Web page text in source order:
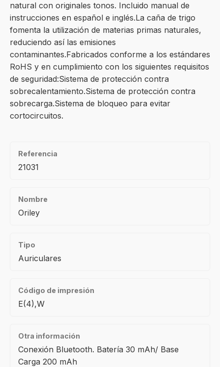
natural con originales tonos. Incluido manual de
instrucciones en español e inglés.La caña de trigo
fomenta la utilización de materias primas naturales,
reduciendo así las emisiones
contaminantes.Fabricados conforme a los estándares
RoHS y en cumplimiento con los siguientes requisitos
de seguridad:Sistema de protección contra
sobrecalentamiento.Sistema de protección contra
sobrecarga.Sistema de bloqueo para evitar
cortocircuitos.
Referencia
21031
Nombre
Oriley
Tipo
Auriculares
Código de impresión
E(4),W
Otra información
Conexión Bluetooth. Batería 30 mAh/ Base
Carga 200 mAh